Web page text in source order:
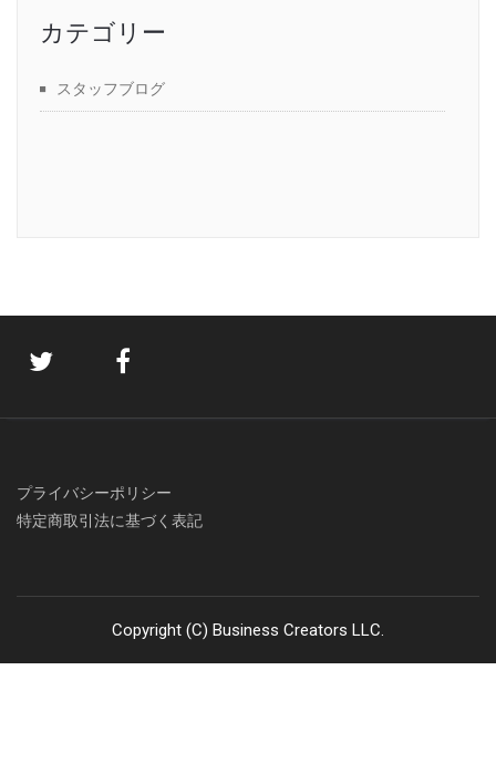
カテゴリー
スタッフブログ
プライバシーポリシー
特定商取引法に基づく表記
Copyright (C) Business Creators LLC.